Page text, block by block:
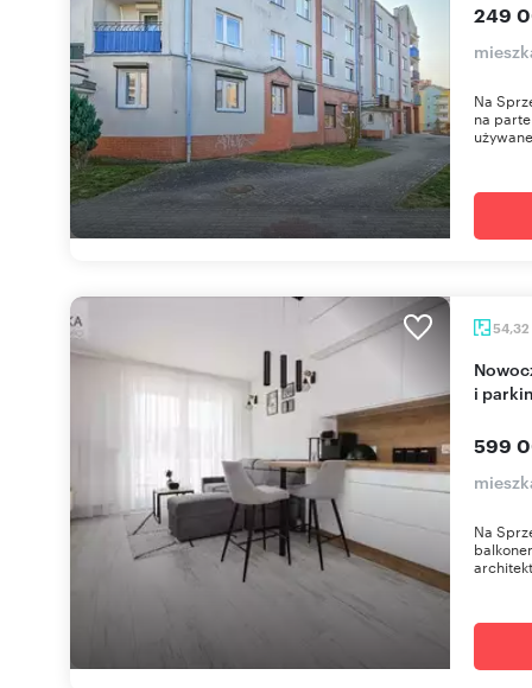
249
Na
na
54,32
Nowoczesne 3-pokojowe mieszkanie z balkonem
i
599
Na